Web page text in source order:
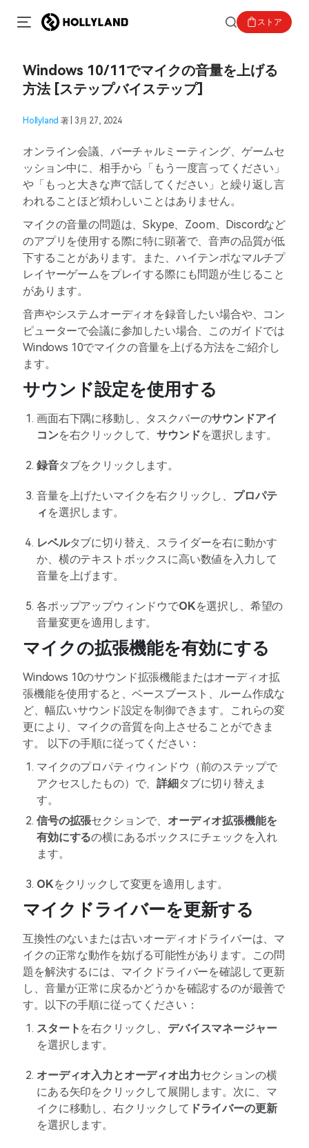
ストア
Windows 10/11でマイクの音量を上げる
方法 [ステップバイステップ]
Hollyland 著 | 3月 27, 2024
オンライン会議、バーチャルミーティング、ゲームセ
ッション中に、相手から「もう一度言ってください」
や「もっと大きな声で話してください」と繰り返し言
われることほど煩わしいことはありません。
マイクの音量の問題は、Skype、Zoom、Discordなど
のアプリを使用する際に特に顕著で、音声の品質が低
下することがあります。また、ハイテンポなマルチプ
レイヤーゲームをプレイする際にも問題が生じること
があります。
音声やシステムオーディオを録音したい場合や、コン
ピューターで会議に参加したい場合、このガイドでは
Windows 10でマイクの音量を上げる方法をご紹介し
ます。
サウンド設定を使用する
画面右下隅に移動し、タスクバーのサウンドアイ
コンを右クリックして、サウンドを選択します。
録音タブをクリックします。
音量を上げたいマイクを右クリックし、 プロパテ
ィ を選択します。
レベルタブに切り替え、スライダーを右に動かす
か、横のテキストボックスに高い数値を入力して
音量を上げます。
各ポップアップウィンドウでOKを選択し、希望の
音量変更を適用します。
マイクの拡張機能を有効にする
Windows 10のサウンド拡張機能またはオーディオ拡
張機能を使用すると、ベースブースト、ルーム作成な
ど、幅広いサウンド設定を制御できます。これらの変
更により、マイクの音質を向上させることができま
す。 以下の手順に従ってください：
マイクのプロパティウィンドウ（前のステップで
アクセスしたもの）で、詳細タブに切り替えま
す。
信号の拡張セクションで、 オーディオ拡張機能を
有効にするの横にあるボックスにチェックを入れ
ます。
OKをクリックして変更を適用します。
マイクドライバーを更新する
互換性のないまたは古いオーディオドライバーは、マ
イクの正常な動作を妨げる可能性があります。この問
題を解決するには、マイクドライバーを確認して更新
し、音量が正常に戻るかどうかを確認するのが最善で
す。以下の手順に従ってください：
スタート を右クリックし、 デバイスマネージャー
を選択します。
オーディオ入力とオーディオ出力セクションの横
にある矢印をクリックして展開します。次に、マ
イクに移動し、右クリックして ドライバーの更新
を選択します。